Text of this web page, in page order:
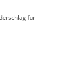
für